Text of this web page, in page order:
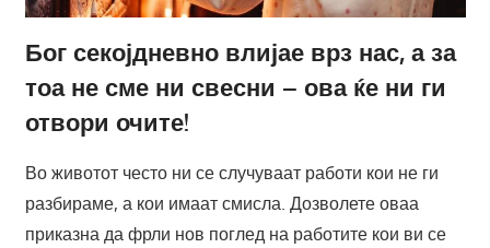
Бог секојдневно влијае врз нас, а за
тоа не сме ни свесни – ова ќе ни ги
отвори очите!
Во животот често ни се случуваат работи кои не ги
разбираме, а кои имаат смисла. Дозволете оваа
приказна да фрли нов поглед на работите кои ви се